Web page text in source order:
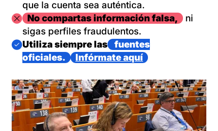
que la cuenta sea auténtica.
ImagenNo compartas información falsa,
ni
sigas perfiles fraudulentos.
Imagen
Utiliza siempre las
fuentes
oficiales.
Infórmate aquí